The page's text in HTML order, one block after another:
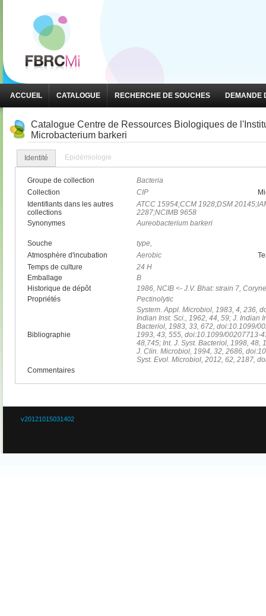
ACCUEIL CATALOGUE RECHERCHE DE SOUCHES DEMANDE
Catalogue Centre de Ressources Biologiques de
Microbacterium barkeri
Identité Epidémiologie
Groupe de collection
Bacteria
Collection
CIP
Identifiants dans les autres
collections
ATCC 15954;CCM 1928;DSM
2287;NCIMB 9658
Synonymes
Aureobacterium barkeri
Souche
type,
Atmosphère d'incubation
Aerobic
Temps de culture
24 H
Emballage
B
Historique de dépôt
1986, NCIB <- J.V. Bhat: strain 7,
Propriétés
Pectinolytic
Bibliographie
System. Appl. Microbiol, 1983, 4, 236,
Indian Inst. Sci., 1962, 44, 59; J. Indian
Bacteriol, 1983, 33, 672, doi:10.1099/
1993, 43, 555, doi:10.1099/00207713-
48,745; Int. J. Syst. Bacteriol, 1998,
J. Clin. Microbiol, 1994, 32, 2686,
Syst. Evol. Microbiol, 2012, 62, 2187,
Commentaires
v20121015031402